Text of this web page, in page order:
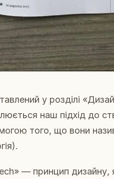
у розділі
наш підхід до
того, що вони
— принцип дизайну,